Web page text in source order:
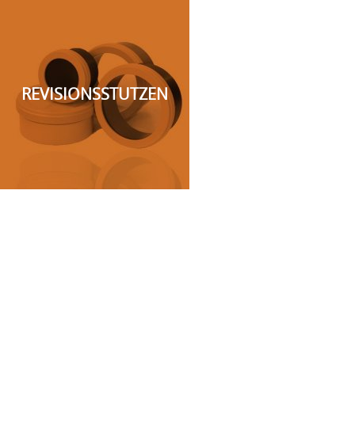
REVISIONSSTUTZEN